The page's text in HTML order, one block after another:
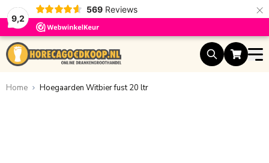
9,2
569 Reviews ×
Ga naar de inhoud
Home Hoegaarden Witbier fust 20 ltr